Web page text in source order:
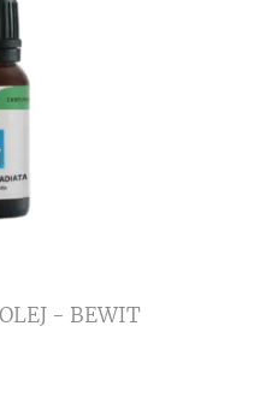
- BEWIT